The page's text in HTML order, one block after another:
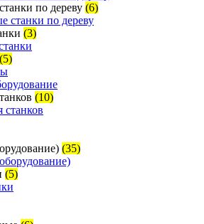
по дереву (6)
(3)
(5)
(10)
(35)
(5)